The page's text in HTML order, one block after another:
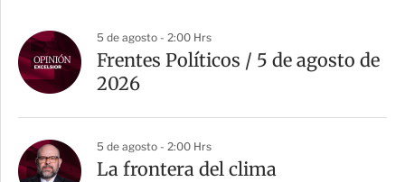
5 de agosto - 2:00 Hrs
Frentes Políticos / 5 de agosto de
2026
5 de agosto - 2:00 Hrs
La frontera del clima